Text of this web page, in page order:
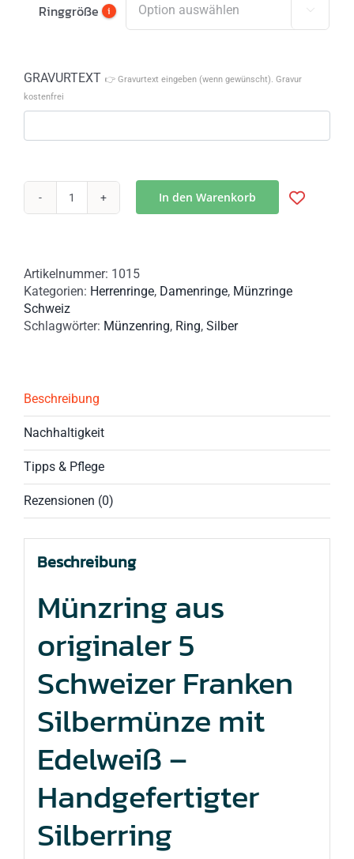
Ringgröße i 
GRAVURTEXT 👉 Gravurtext eingeben (wenn gewünscht). Gravur
kostenfrei
Schweizer
Franken
Silbermünze
Edelweiß
In den Warenkorb
Artikelnummer: 1015
Kategorien: Herrenringe, Damenringe, Münzringe
Schweiz
Schlagwörter: Münzenring, Ring, Silber
Beschreibung
Nachhaltigkeit
Tipps & Pflege
Rezensionen (0)
Beschreibung
Münzring aus
originaler 5
Schweizer Franken
Silbermünze mit
Edelweiß –
Handgefertigter
Silberring